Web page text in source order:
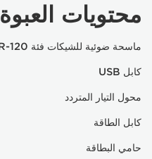
محتويات العبوة
ماسحة ضوئية للشيكات فئة CR-120
كابل USB
محول التيار المتردد
كابل الطاقة
حامي البطاقة